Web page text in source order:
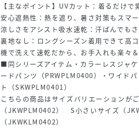
【主なポイント】UVカット：着るだけ
安心遮熱性：熱を遮り、暑さ対策もスマ
涼しさをアシスト吸水速乾：汗ばんでも
裏地なし：ロングシーズン着用できて高
機で洗えて速乾だから、お手入れも楽々
■同シリーズアイテム・カラーレスジャ
ードパンツ（PRWPLM0400）・ワイド
ト（SKWPLM0401）
こちらの商品はサイズバリエーションが
（JKWPLM0402） S小さいサイズ（
（JKWKLM0402）